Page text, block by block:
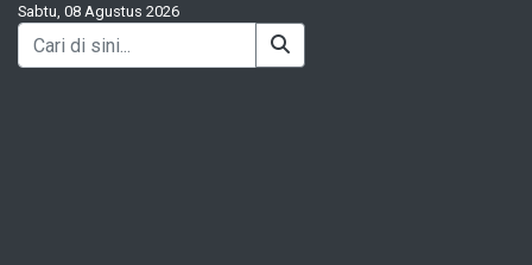
Sabtu, 08 Agustus 2026